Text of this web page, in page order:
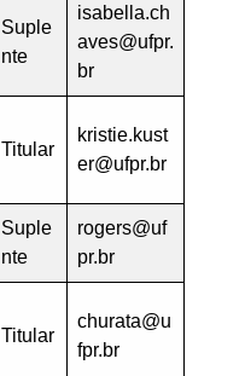
Suple
nte
isabella.ch
aves@ufpr.
br
Titular
kristie.kust
er@ufpr.br
Suple
nte
rogers@uf
pr.br
Titular
churata@u
fpr.br